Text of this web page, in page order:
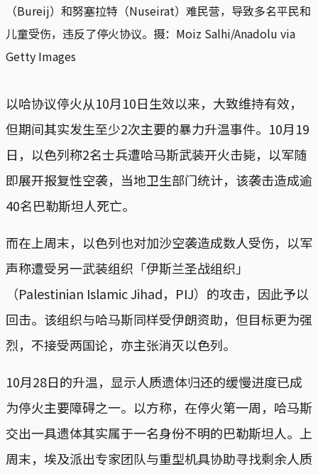
（Bureij）和努塞拉特（Nuseirat）难民营，导致多名平民和
儿童受伤，违反了停火协议。摄：Moiz Salhi/Anadolu via
Getty Images
以哈协议停火从10月10日生效以来，大致维持有效，
但期间其实发生至少2次主要的暴力升温事件。10月19
日，以色列称2名士兵遭哈马斯武装开火击毙，以军随
即展开报复性空袭，当地卫生部门统计，该袭击造成逾
40名巴勒斯坦人死亡。
而在上周末，以色列也对加沙空袭造成数人受伤，以军
声称遭受另一武装组织「伊斯兰圣战组织」
（Palestinian Islamic Jihad，PIJ）的攻击，因此予以
回击。该组织与哈马斯同样受伊朗资助，但目标更为强
烈，不接受两国论，亦主张消灭以色列。
10月28日的升温，显示人质遗体归还的缓慢进度已成
为停火主要障碍之一。以方称，在停火第一周，哈马斯
交出一具遗体其实属于一名身份不明的巴勒斯坦人。上
周末，埃及派出专家团队与重型机具协助寻找剩余人质